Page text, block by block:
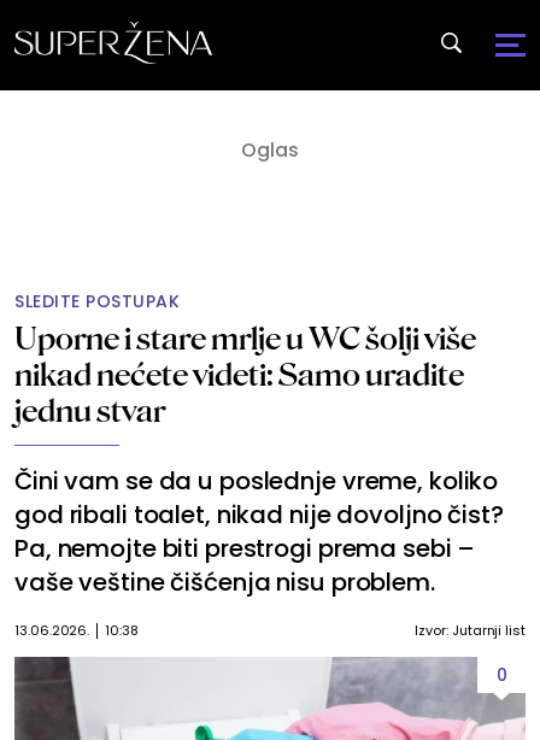
SLEDITE POSTUPAK
Uporne i stare mrlje u WC šolji više
nikad nećete videti: Samo uradite
jednu stvar
Čini vam se da u poslednje vreme, koliko
god ribali toalet, nikad nije dovoljno čist?
Pa, nemojte biti prestrogi prema sebi –
vaše veštine čišćenja nisu problem.
13.06.2026. 10:38 Izvor: Jutarnji list
0